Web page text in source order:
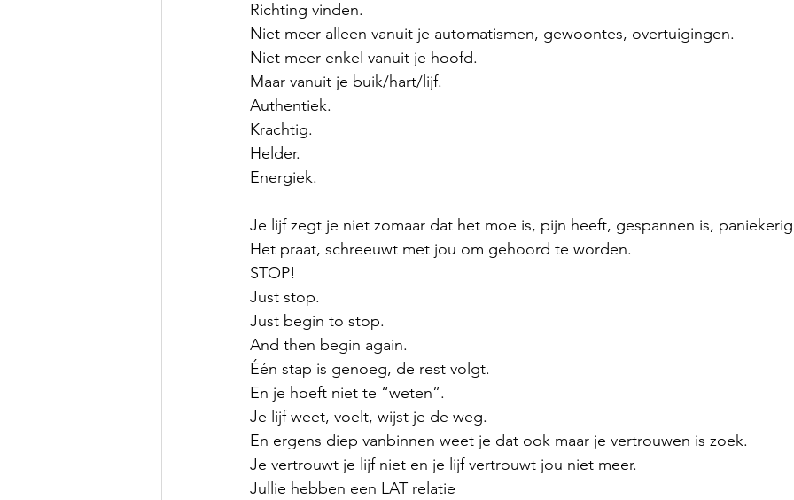
Richting vinden.
Niet meer alleen vanuit je automatismen, gewoontes, overtuigingen.
Niet meer enkel vanuit je hoofd.
Maar vanuit je buik/hart/lijf.
Authentiek.
Krachtig.
Helder.
Energiek.
Je lijf zegt je niet zomaar dat het moe is, pijn heeft, gespannen is,
Het praat, schreeuwt met jou om gehoord te worden.
STOP!
Just stop.
Just begin to stop.
And then begin again.
Één stap is genoeg, de rest volgt.
En je hoeft niet te “weten”.
Je lijf weet, voelt, wijst je de weg.
En ergens diep vanbinnen weet je dat ook maar je vertrouwen is zoek.
Je vertrouwt je lijf niet en je lijf vertrouwt jou niet meer.
Jullie hebben een LAT relatie